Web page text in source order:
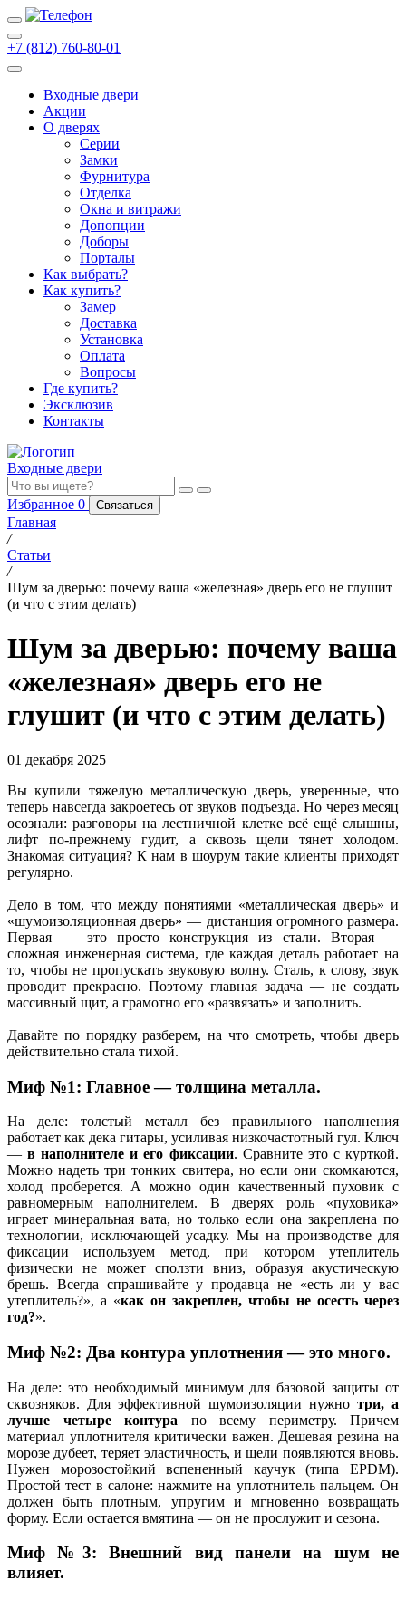
+7 (812) 760-80-01
Входные двери
Акции
О дверях
Cерии
Замки
Фурнитура
Отделка
Окна и витражи
Допопции
Доборы
Порталы
Как выбрать?
Как купить?
Замер
Доставка
Установка
Оплата
Вопросы
Где купить?
Эксклюзив
Контакты
Входные двери
Избранное 0 Связаться
Главная
/
Статьи
/
Шум за дверью: почему ваша «железная» дверь его не глушит
(и что с этим делать)
Шум за дверью: почему ваша
«железная» дверь его не
глушит (и что с этим делать)
01 декабря 2025
Вы купили тяжелую металлическую дверь, уверенные, что
теперь навсегда закроетесь от звуков подъезда. Но через месяц
осознали: разговоры на лестничной клетке всё ещё слышны,
лифт по-прежнему гудит, а сквозь щели тянет холодом.
Знакомая ситуация? К нам в шоурум такие клиенты приходят
регулярно.
Дело в том, что между понятиями «металлическая дверь» и
«шумоизоляционная дверь» — дистанция огромного размера.
Первая — это просто конструкция из стали. Вторая —
сложная инженерная система, где каждая деталь работает на
то, чтобы не пропускать звуковую волну. Сталь, к слову, звук
проводит прекрасно. Поэтому главная задача — не создать
массивный щит, а грамотно его «развязать» и заполнить.
Давайте по порядку разберем, на что смотреть, чтобы дверь
действительно стала тихой.
Миф №1: Главное — толщина металла.
На деле: толстый металл без правильного наполнения
работает как дека гитары, усиливая низкочастотный гул. Ключ
—в наполнителе и его фиксации. Сравните это с курткой.
Можно надеть три тонких свитера, но если они скомкаются,
холод проберется. А можно один качественный пуховик с
равномерным наполнителем. В дверях роль «пуховика»
играет минеральная вата, но только если она закреплена по
технологии, исключающей усадку. Мы на производстве для
фиксации используем метод, при котором утеплитель
физически не может сползти вниз, образуя акустическую
брешь. Всегда спрашивайте у продавца не «есть ли у вас
утеплитель?», а «как он закреплен, чтобы не осесть через
год?».
Миф №2: Два контура уплотнения — это много.
На деле: это необходимый минимум для базовой защиты от
сквозняков. Для эффективной шумоизоляции нужно три, а
лучше четыре контура по всему периметру. Причем
материал уплотнителя критически важен. Дешевая резина на
морозе дубеет, теряет эластичность, и щели появляются вновь.
Нужен морозостойкий вспененный каучук (типа EPDM).
Простой тест в салоне: нажмите на уплотнитель пальцем. Он
должен быть плотным, упругим и мгновенно возвращать
форму. Если остается вмятина — он не прослужит и сезона.
Миф №3: Внешний вид панели на шум не
влияет.